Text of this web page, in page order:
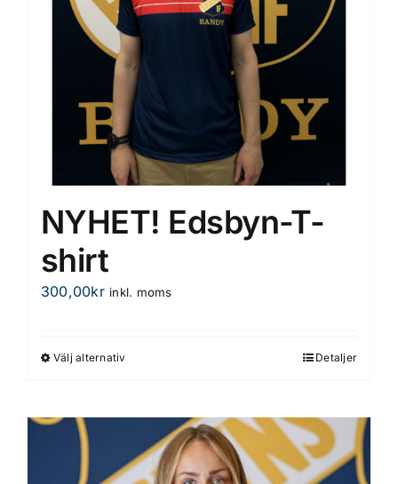
NYHET! Edsbyn-T-
shirt
300,00kr inkl. moms
Välj alternativDen
flera
Detaljer